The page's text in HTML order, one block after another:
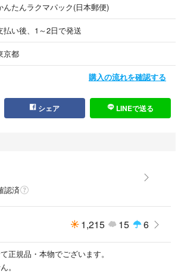
んたんラクマパック(日本郵便)
払い後、1～2日で発送
京都
購入の流れを確認する
シェア LINEで送る
認済
1,215 15 6
正規品・本物でございます。
。